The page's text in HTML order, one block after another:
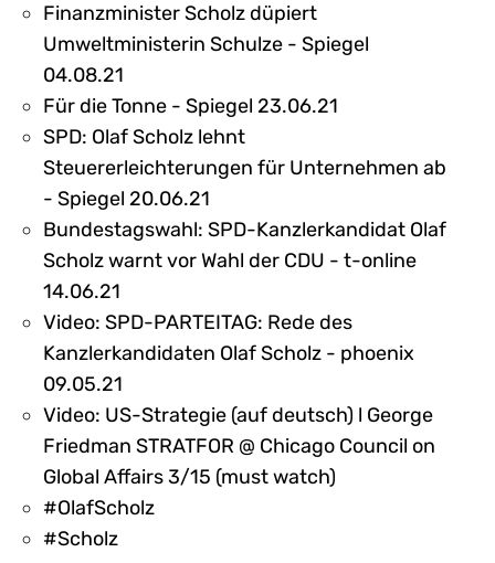
Finanzminister Scholz düpiert
Umweltministerin Schulze - Spiegel
04.08.21
Für die Tonne - Spiegel 23.06.21
SPD: Olaf Scholz lehnt
Steuererleichterungen für Unternehmen ab
- Spiegel 20.06.21
Bundestagswahl: SPD-Kanzlerkandidat Olaf
Scholz warnt vor Wahl der CDU - t-online
14.06.21
Video: SPD-PARTEITAG: Rede des
Kanzlerkandidaten Olaf Scholz - phoenix
09.05.21
Video: US-Strategie (auf deutsch) l George
Friedman STRATFOR @ Chicago Council on
Global Affairs 3/15 (must watch)
#OlafScholz
#Scholz